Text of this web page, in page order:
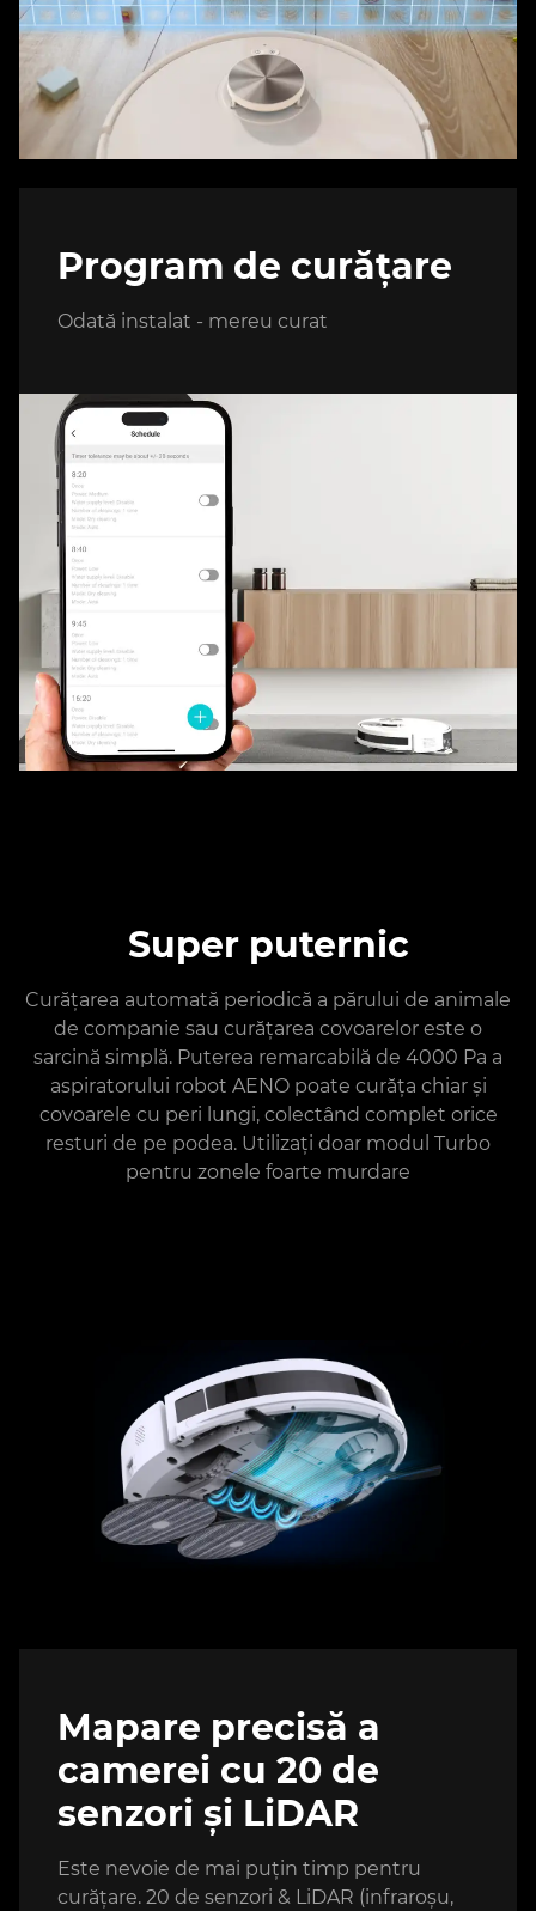
Program de curățare
Odată instalat - mereu curat
Super puternic
Curățarea automată periodică a părului de animale
de companie sau curățarea covoarelor este o
sarcină simplă. Puterea remarcabilă de 4000 Pa a
aspiratorului robot AENO poate curăța chiar și
covoarele cu peri lungi, colectând complet orice
resturi de pe podea. Utilizați doar modul Turbo
pentru zonele foarte murdare
Mapare precisă a
camerei cu 20 de
senzori și LiDAR
Este nevoie de mai puțin timp pentru
curățare. 20 de senzori & LiDAR (infraroșu,